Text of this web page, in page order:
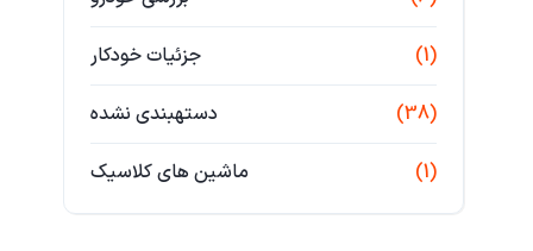
جزئیات خودکار (1)
دستهبندی نشده (38)
ماشین های کلاسیک (1)